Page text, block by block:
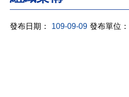
發布日期： 109-09-09 發布單位：